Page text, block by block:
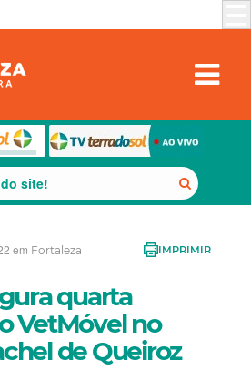
em Fortaleza IMPRIMIR
quarta
VetMóvel no
de Queiroz